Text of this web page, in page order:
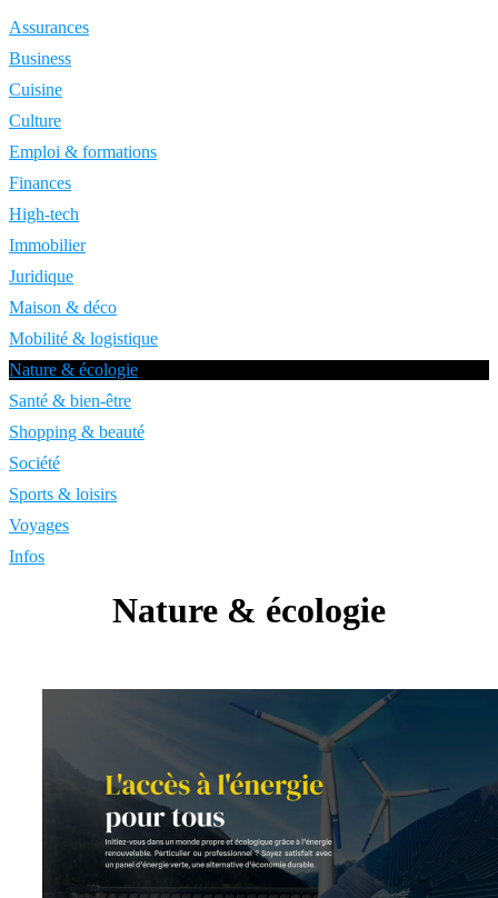
Assurances
Business
Cuisine
Culture
Emploi & formations
Finances
High-tech
Immobilier
Juridique
Maison & déco
Mobilité & logistique
Nature & écologie
Santé & bien-être
Shopping & beauté
Société
Sports & loisirs
Voyages
Infos
Nature & écologie